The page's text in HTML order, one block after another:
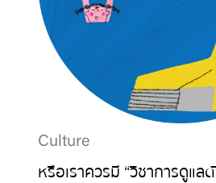
Culture
หรือเราควรมี “วิชาการดูแล